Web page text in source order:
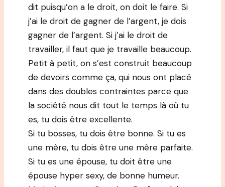
dit puisqu’on a le droit, on doit le faire. Si
j’ai le droit de gagner de l’argent, je dois
gagner de l’argent. Si j’ai le droit de
travailler, il faut que je travaille beaucoup.
Petit à petit, on s’est construit beaucoup
de devoirs comme ça, qui nous ont placé
dans des doubles contraintes parce que
la société nous dit tout le temps là où tu
es, tu dois être excellente.
Si tu bosses, tu dois être bonne. Si tu es
une mère, tu dois être une mère parfaite.
Si tu es une épouse, tu doit être une
épouse hyper sexy, de bonne humeur.